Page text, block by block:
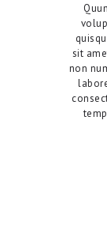
sit
non